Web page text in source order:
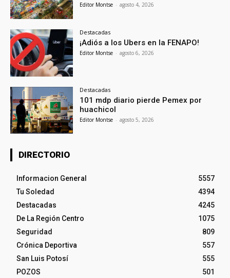
Editor Montse - agosto 4, 2026
Destacadas
¡Adiós a los Ubers en la FENAPO!
Editor Montse - agosto 6, 2026
Destacadas
101 mdp diario pierde Pemex por
huachicol
Editor Montse - agosto 5, 2026
DIRECTORIO
Informacion General
5557
Tu Soledad
4394
Destacadas
4245
De La Región Centro
1075
Seguridad
809
Crónica Deportiva
557
San Luis Potosí
555
POZOS
501